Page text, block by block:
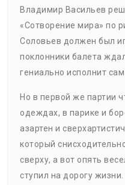
Владимир Васильев
«Сотворение мира» по
Соловьев должен был
поклонники балета
гениально исполнит
Но в первой же партии
одеждах, в парике и
азартен и
который
сверху, а вот опять
ступил на дорогу жизни.